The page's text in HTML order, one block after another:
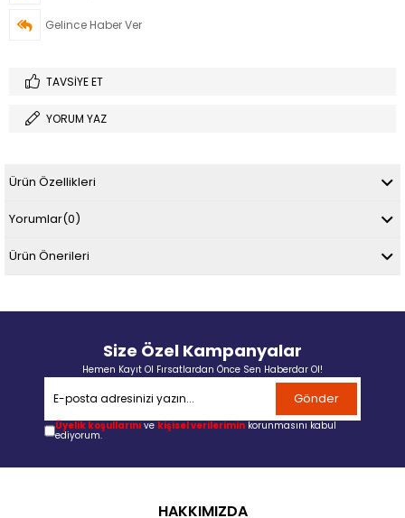
Gelince Haber Ver
TAVSIYE ET
YORUM YAZ
Ürün Özellikleri
Yorumlar(0)
Ürün Önerileri
Size Özel Kampanyalar
Hemen Kayıt Ol Fırsatlardan Önce Sen Haberdar Ol!
Gönder
Üyelik koşullarını ve kişisel verilerimin korunmasını kabul
ediyorum.
HAKKIMIZDA